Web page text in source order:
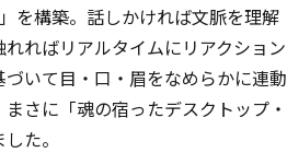
を構築。話しかければ文脈を理解
ればリアルタイムにリアクション
いて目・口・眉をなめらかに連動
さに「魂の宿ったデスクトップ・
た。